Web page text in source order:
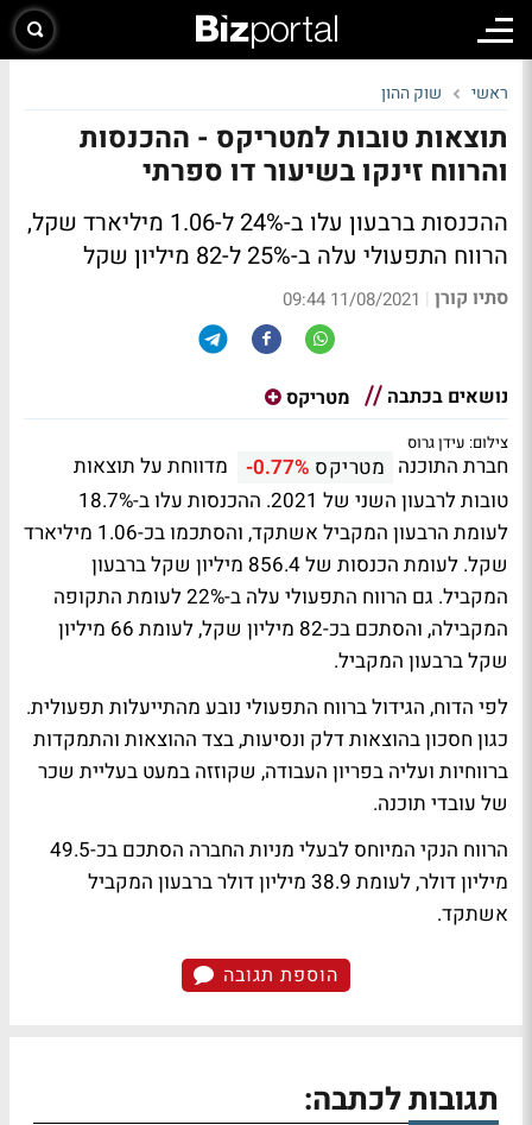
ראשי שוק ההון
תוצאות טובות למטריקס - ההכנסות
והרווח זינקו בשיעור דו ספרתי
ההכנסות ברבעון עלו ב-24% ל-1.06 מיליארד שקל,
הרווח התפעולי עלה ב-25% ל-82 מיליון שקל
סתיו קורן |
11/08/2021 09:44
נושאים בכתבה מטריקס
צילום: עידן גרוס
חברת התוכנה מטריקס -0.77%
מדווחת על תוצאות
טובות לרבעון השני של 2021. ההכנסות עלו ב-18.7%
לעומת הרבעון המקביל אשתקד, והסתכמו בכ-1.06 מיליארד
שקל. לעומת הכנסות של 856.4 מיליון שקל ברבעון
המקביל. גם הרווח התפעולי עלה ב-22% לעומת התקופה
המקבילה, והסתכם בכ-82 מיליון שקל, לעומת 66 מיליון
שקל ברבעון המקביל.
לפי הדוח, הגידול ברווח התפעולי נובע מהתייעלות תפעולית.
כגון חסכון בהוצאות דלק ונסיעות, בצד ההוצאות והתמקדות
ברווחיות ועליה בפריון העבודה, שקוזזה במעט בעליית שכר
של עובדי תוכנה.
הרווח הנקי המיוחס לבעלי מניות החברה הסתכם בכ-49.5
מיליון דולר, לעומת 38.9 מיליון דולר ברבעון המקביל
אשתקד.
הוספת תגובה
תגובות לכתבה: